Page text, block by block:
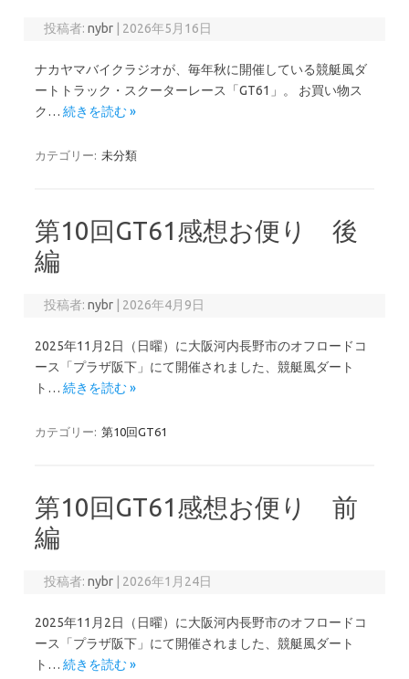
投稿者:nybr 2026年5月16日
ナカヤマバイクラジオが、毎年秋に開催している競艇風ダ
ートトラック・スクーターレース「GT61」。 お買い物ス
ク… 続きを読む »
カテゴリー: 未分類
第10回GT61感想お便り 後
編
投稿者:nybr 2026年4月9日
2025年11月2日（日曜）に大阪河内長野市のオフロードコ
ース「プラザ阪下」にて開催されました、競艇風ダート
ト… 続きを読む »
カテゴリー: 第10回GT61
第10回GT61感想お便り 前
編
投稿者:nybr 2026年1月24日
2025年11月2日（日曜）に大阪河内長野市のオフロードコ
ース「プラザ阪下」にて開催されました、競艇風ダート
ト… 続きを読む »